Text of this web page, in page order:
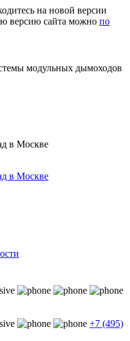
на новой версии
версию сайта можно по
модульных дымоходов
в Москве
в Москве
+7 (495)